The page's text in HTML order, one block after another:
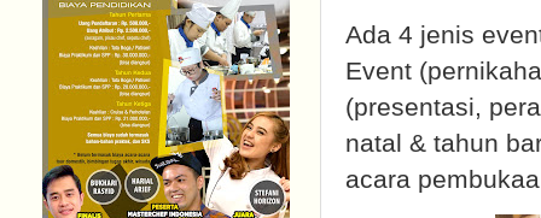
Ada 4 jenis
Event
(presentasi,
natal & tahun
acara